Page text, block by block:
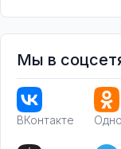
Мы в
ВКонтакте